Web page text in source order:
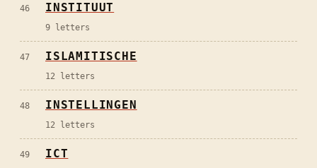
46 INSTITUUT
9 letters
47 ISLAMITISCHE
12 letters
48 INSTELLINGEN
12 letters
49 ICT